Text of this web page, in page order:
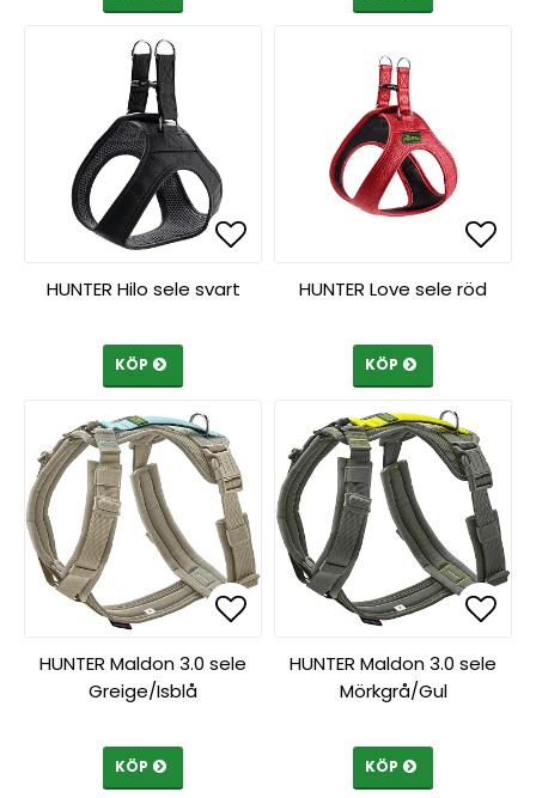
Lägg till i
Lägg till i
HUNTER Hilo sele svart
KÖP
HUNTER Love sele röd
KÖP
Lägg till i
Lägg till i
HUNTER Maldon 3.0 sele
Greige/Isblå
KÖP
HUNTER Maldon 3.0 sele
Mörkgrå/Gul
KÖP